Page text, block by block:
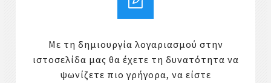
Με τη δημιουργία λογαριασμού στην
ιστοσελίδα μας θα έχετε τη δυνατότητα να
ψωνίζετε πιο γρήγορα, να είστε